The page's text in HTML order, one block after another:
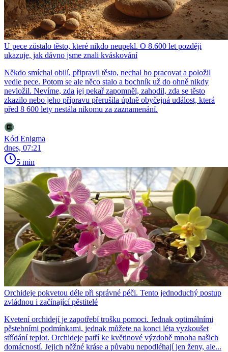
U pece zůstalo těsto, které nikdo neupekl. O 8.600 let později
ukazuje, jak dávno jsme znali kváskování
Někdo smíchal obilí, připravil těsto, nechal ho pracovat a položil
vedle pece. Potom se ale něco stalo a bochník už do ohně nikdy
nevložil. Nevíme, zda jej pekař zapomněl, zahodil, zda se těsto
zkazilo nebo jeho přípravu přerušila úplně obyčejná událost, která
před 8 600 lety nestála nikomu za zaznamenání.
Kód Enigma
dnes, 07:21
5 min
Orchideje pokvetou déle při správné péči. Tento jednoduchý postup
zvládnou i začínající pěstitelé
Kvetení orchidejí je zapotřebí trošku pomoci. Jednak optimálními
pěstebními podmínkami, jednak můžete na konci léta vyzkoušet
střídání teplot. Orchideje patří ke květinové výzdobě mnoha našich
domácností. Jejich něžné kráse a půvabu nepodléhají jen ženy, ale...